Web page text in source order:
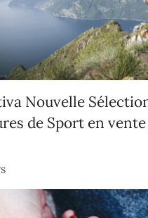
Nouvelle
de Sport en